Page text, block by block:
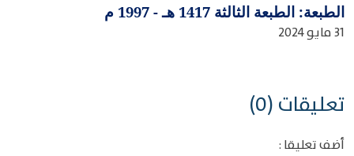
الطبعة: الطبعة الثالثة 1417 هـ - 1997 م
31 مايو 2024
تعليقات (0)
أضف تعليقا :